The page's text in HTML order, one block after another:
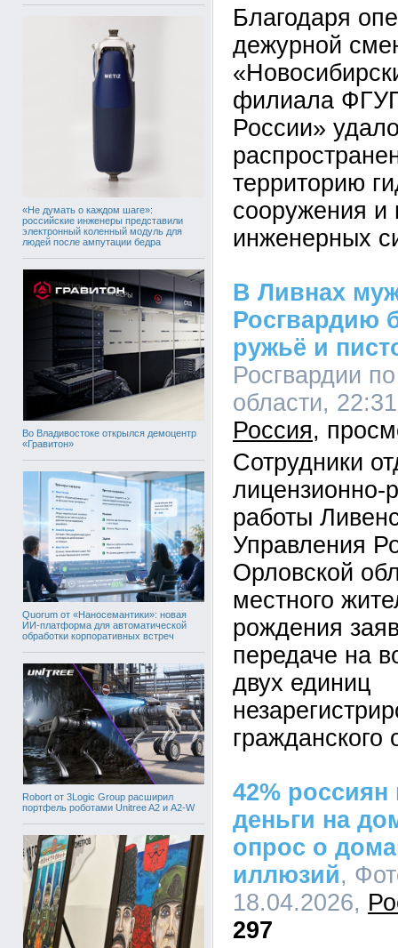
«Не думать о каждом шаге»:
российские инженеры представили
электронный коленный модуль для
людей после ампутации бедра
Во Владивостоке открылся демоцентр
«Гравитон»
Quorum от «Наносемантики»: новая
ИИ-платформа для автоматической
обработки корпоративных встреч
Robort от 3Logic Group расширил
портфель роботами Unitree A2 и A2-W
Благодаря
дежурной
филиала
России»
территорию
сооружения и
инженерных
В Ливнах
Росгвардию
ружьё и
Росгвардии
области,
Россия
Сотрудники
лицензионно-
работы
Управления
Орловской
местного
рождения
передаче на
двух единиц
гражданского
42% россиян
деньги на
опрос о
иллюзий,
18.04.2026,
297